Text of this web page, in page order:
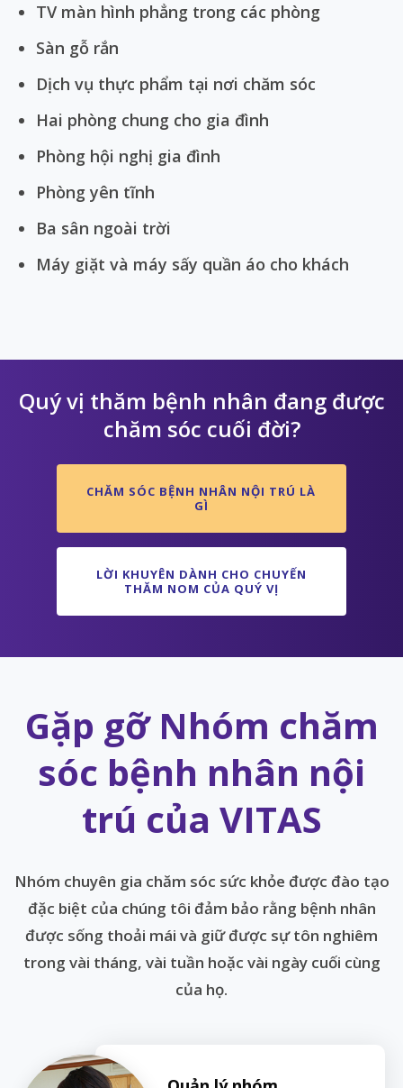
TV màn hình phẳng trong các phòng
Sàn gỗ rắn
Dịch vụ thực phẩm tại nơi chăm sóc
Hai phòng chung cho gia đình
Phòng hội nghị gia đình
Phòng yên tĩnh
Ba sân ngoài trời
Máy giặt và máy sấy quần áo cho khách
Quý vị thăm bệnh nhân đang được
chăm sóc cuối đời?
CHĂM SÓC BỆNH NHÂN NỘI TRÚ LÀ
GÌ
LỜI KHUYÊN DÀNH CHO CHUYẾN
THĂM NOM CỦA QUÝ VỊ
Gặp gỡ Nhóm chăm
sóc bệnh nhân nội
trú của VITAS
Nhóm chuyên gia chăm sóc sức khỏe được đào tạo
đặc biệt của chúng tôi đảm bảo rằng bệnh nhân
được sống thoải mái và giữ được sự tôn nghiêm
trong vài tháng, vài tuần hoặc vài ngày cuối cùng
của họ.